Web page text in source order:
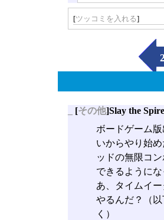
[ツッコミを入れる]
[その他]Slay the Spire
ボードゲーム
いからやり始
ッドの無限コ
できるようにな
あ、タイムイ
やるんだ？（
く）